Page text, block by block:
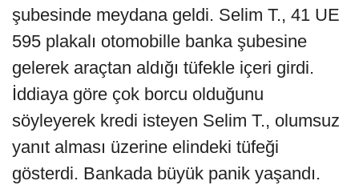
şubesinde meydana geldi. Selim T., 41 UE
595 plakalı otomobille banka şubesine
gelerek araçtan aldığı tüfekle içeri girdi.
İddiaya göre çok borcu olduğunu
söyleyerek kredi isteyen Selim T., olumsuz
yanıt alması üzerine elindeki tüfeği
gösterdi. Bankada büyük panik yaşandı.